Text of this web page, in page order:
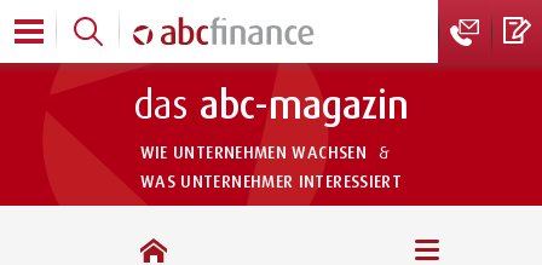
das abc-magazin
WIE UNTERNEHMEN WACHSEN
&
WAS UNTERNEHMER INTERESSIERT
das abc-magazin